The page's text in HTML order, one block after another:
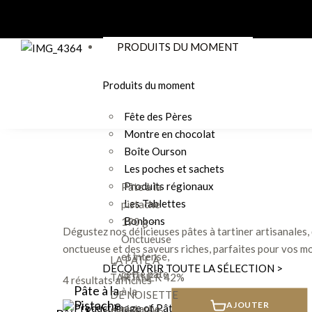
PRODUITS DU MOMENT
Produits du moment
Fête des Pères
Montre en chocolat
Boîte Ourson
Les poches et sachets
Produits régionaux
Les Tablettes
Bonbons
DÉCOUVRIR TOUTE LA SÉLECTION >
Dégustez nos délicieuses pâtes à tartiner
onctueuse et des saveurs riches, parfaites pour vos
4 résultats affichés
Pâte à la
Pistache
Pâte à la
pistache
190 g –
Onctueuse
et intense,
cette pâte
à la
pistache
AJOUTER
LA PÂTE À
TARTINER 42%
DE NOISETTE